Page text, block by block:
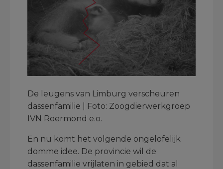
De leugens van Limburg verscheuren
dassenfamilie | Foto: Zoogdierwerkgroep
IVN Roermond e.o.
En nu komt het volgende ongelofelijk
domme idee. De provincie wil de
dassenfamilie vrijlaten in gebied dat al